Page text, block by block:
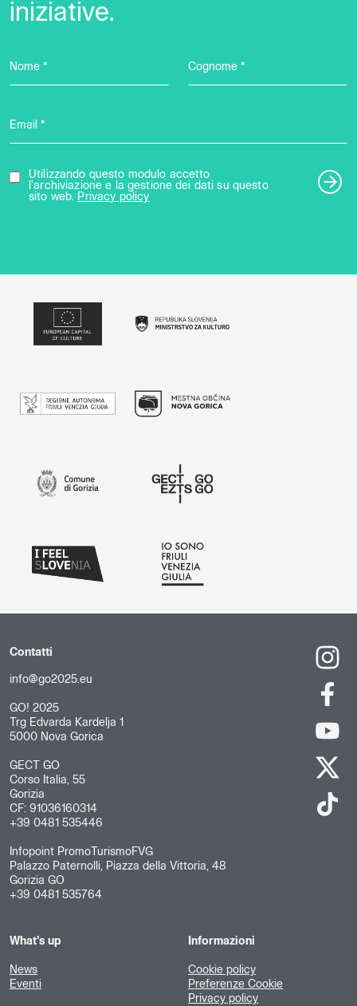
iniziative.
Nome * Cognome *
Email *
Utilizzando questo modulo accetto
l'archiviazione e la gestione dei dati su questo
sito web. Privacy policy
Contatti
info@go2025.eu
GO! 2025
Trg Edvarda Kardelja 1
5000 Nova Gorica
GECT GO
Corso Italia, 55
Gorizia
CF: 91036160314
+39 0481 535446
Infopoint PromoTurismoFVG
Palazzo Paternolli, Piazza della Vittoria, 48
Gorizia GO
+39 0481 535764
What's up
News
Eventi
Informazioni
Cookie policy
Preferenze Cookie
Privacy policy